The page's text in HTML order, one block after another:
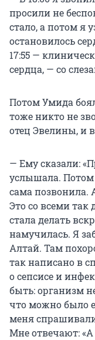
просили не
стало, а потом я
остановилось
17:55 —
сердца, — со
Потом Умида
тоже никто не
отец Эвелины, и
— Ему сказали:
услышала. Потом
сама позвонила.
Это со всеми так
стала делать
намучилась. Я
Алтай. Там
так написано в
о сепсисе и
быть: организм
что можно было
меня
Мне отвечают: